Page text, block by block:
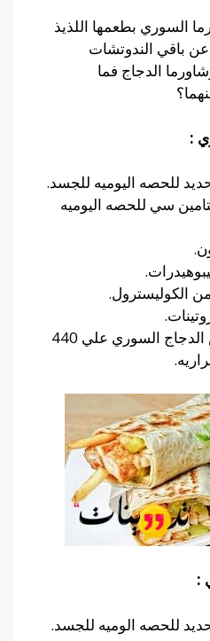
السوري بطعمها اللذيذ
عن باقي الندوتشات
الدجاج فما
فيتامين سي للحصه اليوميه
يحتوي ساندوتش الدجاج السوري علي 440